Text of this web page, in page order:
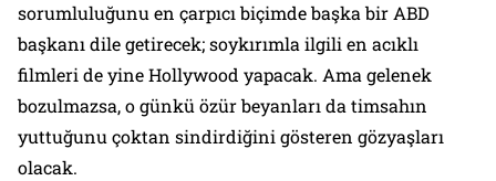
sorumluluğunu en çarpıcı biçimde başka bir ABD
başkanı dile getirecek; soykırımla ilgili en acıklı
filmleri de yine Hollywood yapacak. Ama gelenek
bozulmazsa, o günkü özür beyanları da timsahın
yuttuğunu çoktan sindirdiğini gösteren gözyaşları
olacak.